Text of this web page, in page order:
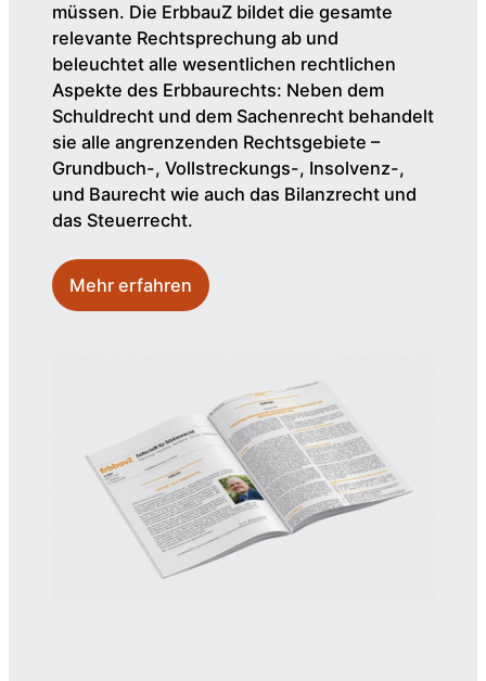
müssen. Die ErbbauZ bildet die gesamte
relevante Rechtsprechung ab und
beleuchtet alle wesentlichen rechtlichen
Aspekte des Erbbaurechts: Neben dem
Schuldrecht und dem Sachenrecht behandelt
sie alle angrenzenden Rechtsgebiete –
Grundbuch-, Vollstreckungs-, Insolvenz-,
und Baurecht wie auch das Bilanzrecht und
das Steuerrecht.
Mehr erfahren